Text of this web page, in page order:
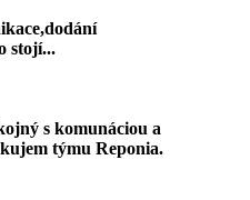
stojí...
s komunáciou a
týmu Reponia.